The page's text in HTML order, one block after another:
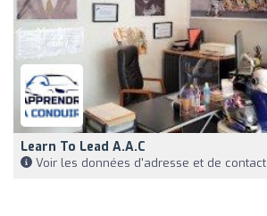
Learn To Lead A.a.c
Voir les données d'adresse et de contact